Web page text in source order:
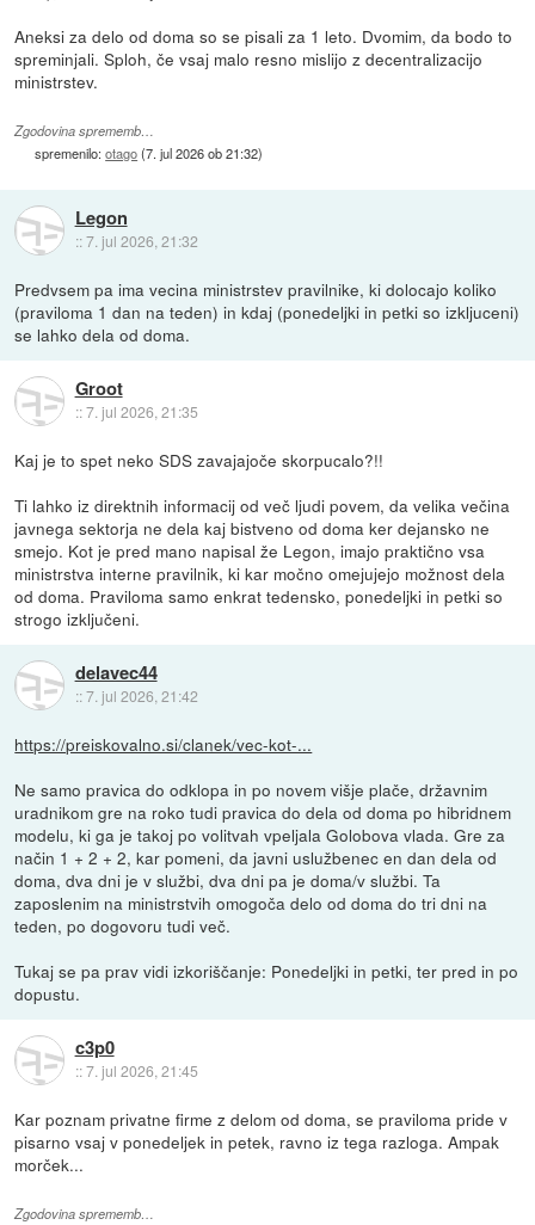
Aneksi za delo od doma so se pisali za 1 leto. Dvomim, da bodo to
spreminjali. Sploh, če vsaj malo resno mislijo z decentralizacijo
ministrstev.
Zgodovina sprememb…
spremenilo:otago(7. jul 2026 ob 21:32)
Legon
::7. jul 2026, 21:32
Predvsem pa ima vecina ministrstev pravilnike, ki dolocajo koliko
(praviloma 1 dan na teden) in kdaj (ponedeljki in petki so izkljuceni)
se lahko dela od doma.
Groot
::7. jul 2026, 21:35
Kaj je to spet neko SDS zavajajoče skorpucalo?!!
Ti lahko iz direktnih informacij od več ljudi povem, da velika večina
javnega sektorja ne dela kaj bistveno od doma ker dejansko ne
smejo. Kot je pred mano napisal že Legon, imajo praktično vsa
ministrstva interne pravilnik, ki kar močno omejujejo možnost dela
od doma. Praviloma samo enkrat tedensko, ponedeljki in petki so
strogo izključeni.
delavec44
::7. jul 2026, 21:42
https://preiskovalno.si/clanek/vec-kot-...
Ne samo pravica do odklopa in po novem višje plače, državnim
uradnikom gre na roko tudi pravica do dela od doma po hibridnem
modelu, ki ga je takoj po volitvah vpeljala Golobova vlada. Gre za
način 1 + 2 + 2, kar pomeni, da javni uslužbenec en dan dela od
doma, dva dni je v službi, dva dni pa je doma/v službi. Ta
zaposlenim na ministrstvih omogoča delo od doma do tri dni na
teden, po dogovoru tudi več.
Tukaj se pa prav vidi izkoriščanje: Ponedeljki in petki, ter pred in po
dopustu.
c3p0
::7. jul 2026, 21:45
Kar poznam privatne firme z delom od doma, se praviloma pride v
pisarno vsaj v ponedeljek in petek, ravno iz tega razloga. Ampak
morček...
Zgodovina sprememb…